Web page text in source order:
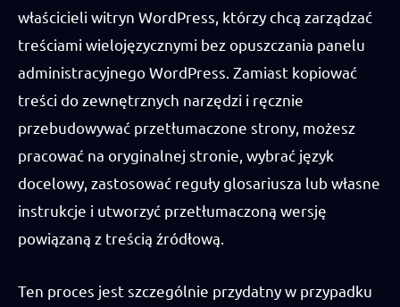
właścicieli witryn WordPress, którzy chcą zarządzać
treściami wielojęzycznymi bez opuszczania panelu
administracyjnego WordPress. Zamiast kopiować
treści do zewnętrznych narzędzi i ręcznie
przebudowywać przetłumaczone strony, możesz
pracować na oryginalnej stronie, wybrać język
docelowy, zastosować reguły glosariusza lub własne
instrukcje i utworzyć przetłumaczoną wersję
powiązaną z treścią źródłową.
Ten proces jest szczególnie przydatny w przypadku